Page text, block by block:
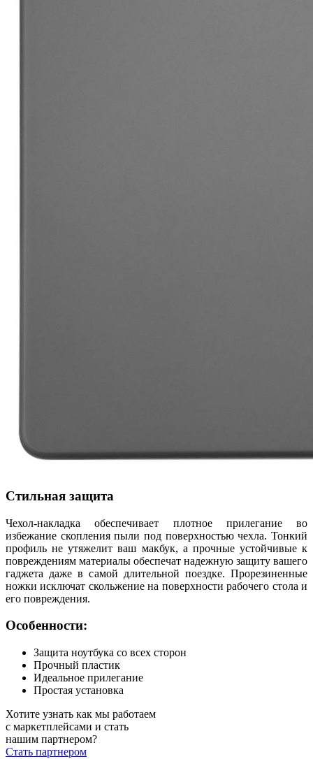
Стильная защита
Чехол-накладка обеспечивает плотное прилегание во
избежание скопления пыли под поверхностью чехла. Тонкий
профиль не утяжелит ваш макбук, а прочные устойчивые к
повреждениям материалы обеспечат надежную защиту вашего
гаджета даже в самой длительной поездке. Прорезиненные
ножки исключат скольжение на поверхности рабочего стола и
его повреждения.
Особенности:
Защита ноутбука со всех сторон
Прочный пластик
Идеальное прилегание
Простая установка
Хотите узнать как мы работаем
с маркетплейсами и стать
нашим партнером?
Стать партнером